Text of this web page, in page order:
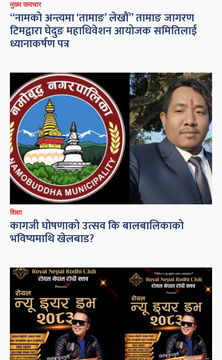
मुख्य समाचार
“नामको अन्त्यमा ‘तामाङ’ लेखौं” तामाङ जागरण
टिमद्वारा घेदुङ महाधिवेशन आयोजक समितिलाई
ध्यानाकर्षण पत्र
शिक्षा
कागजी घोषणाको उत्सव कि बालबालिकाको
भविष्यमाथि खेलबाड?